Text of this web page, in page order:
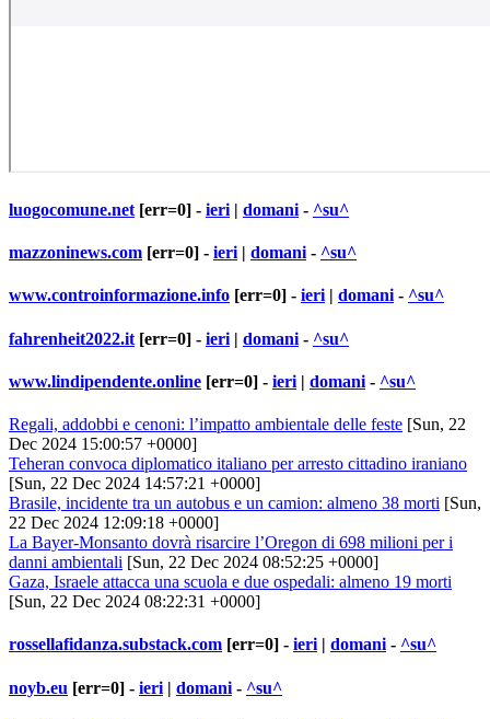
luogocomune.net [err=0] - ieri | domani - ^su^
mazzoninews.com [err=0] - ieri | domani - ^su^
www.controinformazione.info [err=0] - ieri | domani - ^su^
fahrenheit2022.it [err=0] - ieri | domani - ^su^
www.lindipendente.online [err=0] - ieri | domani - ^su^
Regali, addobbi e cenoni: l’impatto ambientale delle feste [Sun, 22
Dec 2024 15:00:57 +0000]
Teheran convoca diplomatico italiano per arresto cittadino iraniano
[Sun, 22 Dec 2024 14:57:21 +0000]
Brasile, incidente tra un autobus e un camion: almeno 38 morti [Sun,
22 Dec 2024 12:09:18 +0000]
La Bayer-Monsanto dovrà risarcire l’Oregon di 698 milioni per i
danni ambientali [Sun, 22 Dec 2024 08:52:25 +0000]
Gaza, Israele attacca una scuola e due ospedali: almeno 19 morti
[Sun, 22 Dec 2024 08:22:31 +0000]
rossellafidanza.substack.com [err=0] - ieri| domani- ^su^
noyb.eu [err=0] - ieri | domani - ^su^